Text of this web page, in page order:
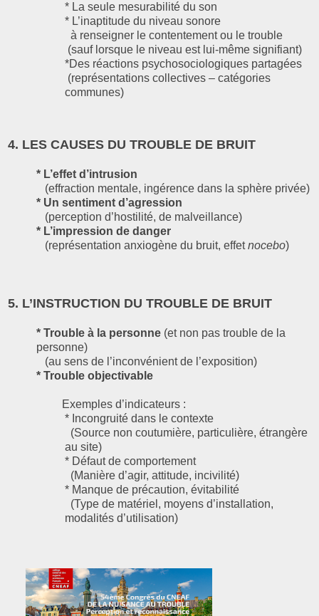
* La seule mesurabilité du son
* L’inaptitude du niveau sonore
à renseigner le contentement ou le trouble
(sauf lorsque le niveau est lui-même signifiant)
*Des réactions psychosociologiques partagées
(représentations collectives – catégories
communes)
4. LES CAUSES DU TROUBLE DE BRUIT
* L’effet d’intrusion
(effraction mentale, ingérence dans la sphère privée)
* Un sentiment d’agression
(perception d’hostilité, de malveillance)
* L’impression de danger
(représentation anxiogène du bruit, effetnocebo)
5. L’INSTRUCTION DU TROUBLE DE BRUIT
* Trouble à la personne (et non pas trouble de la
personne)
(au sens de l’inconvénient de l’exposition)
* Trouble objectivable
Exemples d’indicateurs :
* Incongruité dans le contexte
(Source non coutumière, particulière, étrangère
au site)
* Défaut de comportement
(Manière d’agir, attitude, incivilité)
* Manque de précaution, évitabilité
(Type de matériel, moyens d’installation,
modalités d’utilisation)